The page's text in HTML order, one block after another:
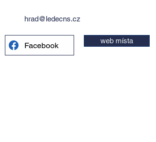
hrad@ledecns.cz
Facebook web místa